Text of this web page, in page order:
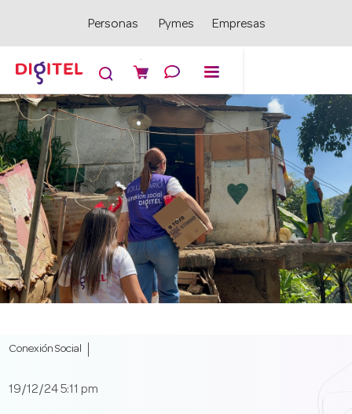
Personas Pymes Empresas

Conexión Social
19/12/24 5:11 pm